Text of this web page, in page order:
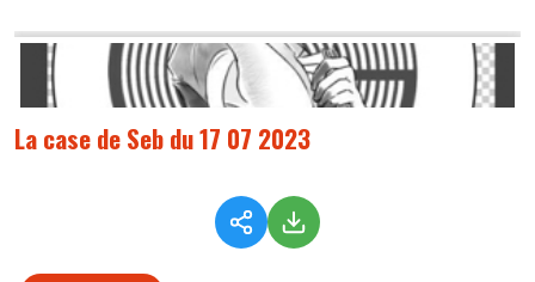
La case de Seb du 17 07 2023